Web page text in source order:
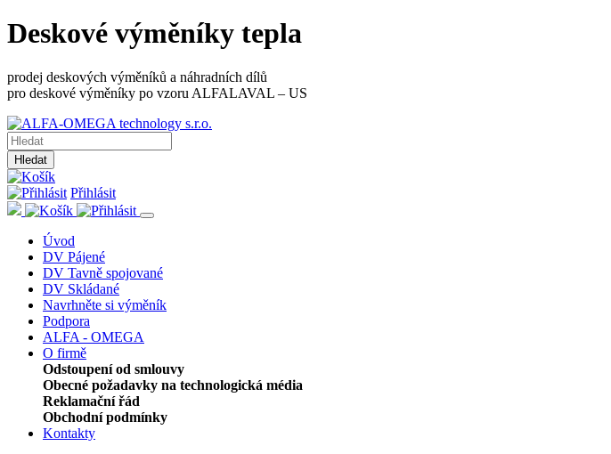
Deskové výměníky tepla
prodej deskových výměníků a náhradních dílů
pro deskové výměníky po vzoru ALFALAVAL – US
Hledat
Přihlásit
Úvod
DV Pájené
DV Tavně spojované
DV Skládané
Navrhněte si výměník
Podpora
ALFA - OMEGA
O firmě
Odstoupení od smlouvy
Obecné požadavky na technologická média
Reklamační řád
Obchodní podmínky
Kontakty